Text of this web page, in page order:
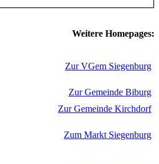
Weitere Homepages:
Zur VGem Siegenburg
Zur Gemeinde Biburg
Zur Gemeinde Kirchdorf
Zum Markt Siegenburg